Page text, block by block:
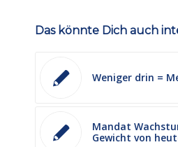
Das könnte Dich auch
Weniger drin =
Mandat
Gewicht von